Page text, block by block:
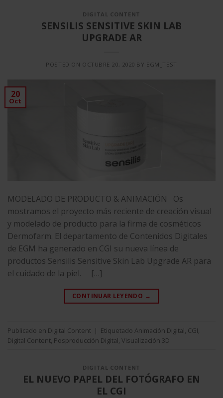
DIGITAL CONTENT
SENSILIS SENSITIVE SKIN LAB
UPGRADE AR
POSTED ON OCTUBRE 20, 2020 BY EGM_TEST
20
Oct
MODELADO DE PRODUCTO & ANIMACIÓN Os
mostramos el proyecto más reciente de creación visual
y modelado de producto para la firma de cosméticos
Dermofarm. El departamento de Contenidos Digitales
de EGM ha generado en CGI su nueva línea de
productos Sensilis Sensitive Skin Lab Upgrade AR para
el cuidado de la piel. […]
CONTINUAR LEYENDO →
Publicado en Digital Content | Etiquetado Animación Digital, CGI,
Digital Content, Posproducción Digital, Visualización 3D
DIGITAL CONTENT
EL NUEVO PAPEL DEL FOTÓGRAFO EN
EL CGI